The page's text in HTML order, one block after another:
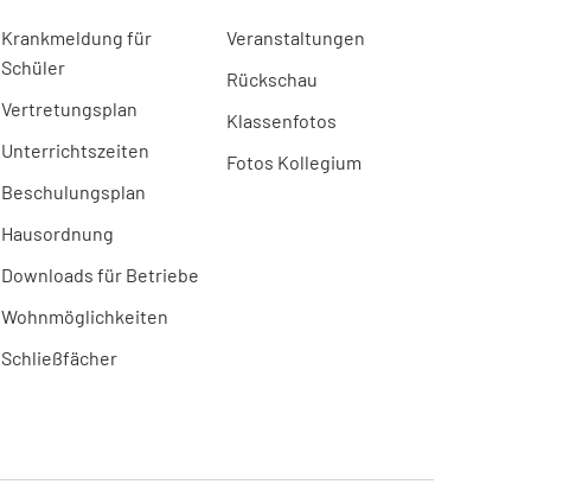
Krankmeldung für
Schüler
Vertretungsplan
Unterrichtszeiten
Beschulungsplan
Hausordnung
Downloads für Betriebe
Wohnmöglichkeiten
Schließfächer
Veranstaltungen
Rückschau
Klassenfotos
Fotos Kollegium